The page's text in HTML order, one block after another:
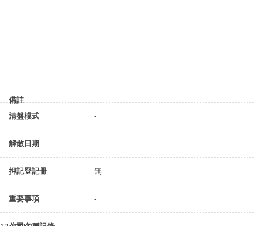
備註
清盤模式
-
解散日期 -
押記登記冊 無
重要事項 -